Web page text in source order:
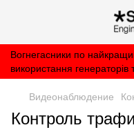
Вогнегасники по
використання генераторів
Видеонаблюдение
Контроль